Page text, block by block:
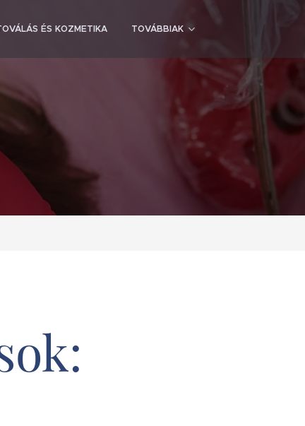
ÉS KOZMETIKA TOVÁBBIAK